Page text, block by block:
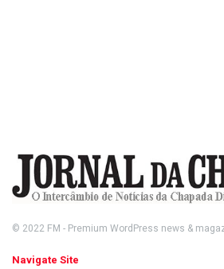
© 2022 FM - Premium WordPress news &
Navigate Site